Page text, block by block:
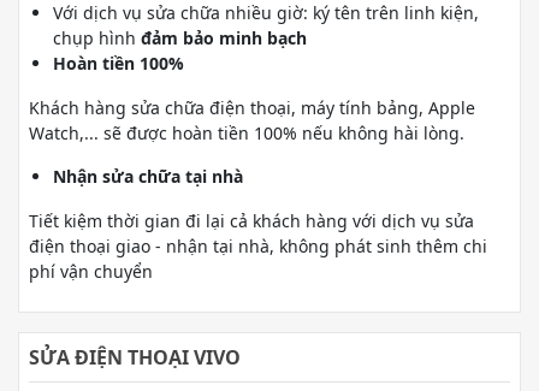
Với dịch vụ sửa chữa nhiều giờ: ký tên trên linh kiện,
chụp hình đảm bảo minh bạch
Hoàn tiền 100%
Khách hàng sửa chữa điện thoại, máy tính bảng, Apple
Watch,... sẽ được hoàn tiền 100% nếu không hài lòng.
Nhận sửa chữa tại nhà
Tiết kiệm thời gian đi lại cả khách hàng với dịch vụ sửa
điện thoại giao - nhận tại nhà, không phát sinh thêm chi
phí vận chuyển
SỬA ĐIỆN THOẠI VIVO